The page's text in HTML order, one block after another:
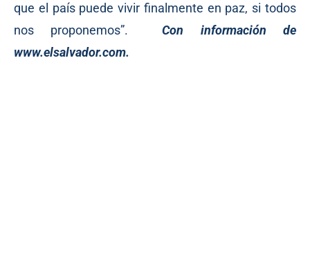
que el país puede vivir finalmente en paz, si todos
nos proponemos”.Con información de
www.elsalvador.com.